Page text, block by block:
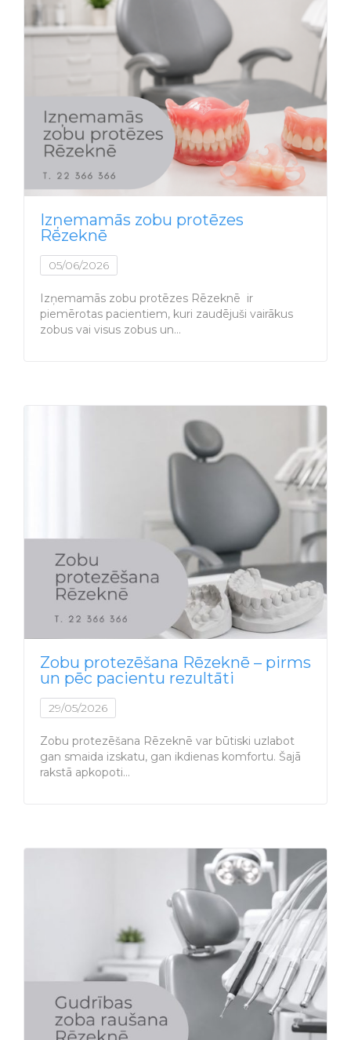
Izņemamās zobu protēzes
Rēzeknē
05/06/2026
Izņemamās zobu protēzes Rēzeknē ir
piemērotas pacientiem, kuri zaudējuši vairākus
zobus vai visus zobus un…
Zobu protezēšana Rēzeknē – pirms
un pēc pacientu rezultāti
29/05/2026
Zobu protezēšana Rēzeknē var būtiski uzlabot
gan smaida izskatu, gan ikdienas komfortu. Šajā
rakstā apkopoti…